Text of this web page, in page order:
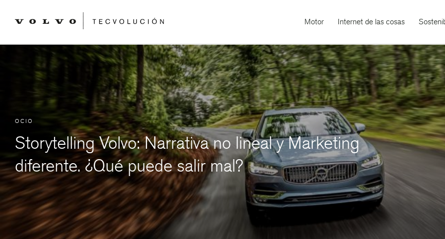
Motor Internet de las cosas
OCIO
Storytelling Volvo: Narrativa no lineal y Marketing
diferente. ¿Qué puede salir mal?